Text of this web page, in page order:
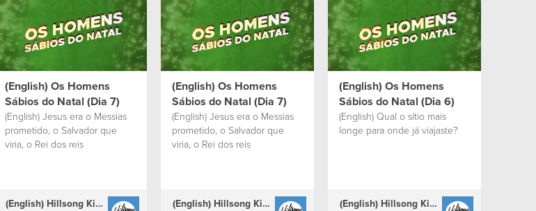
(English) Os Homens
Sábios do Natal (Dia 7)
(English) Jesus era o Messias
prometido, o Salvador que
viria, o Rei dos reis
(English) Hillsong Kids Portugal
(English) Os Homens
Sábios do Natal (Dia 7)
(English) Jesus era o Messias
prometido, o Salvador que
viria, o Rei dos reis
(English) Hillsong Kids Portugal
(English) Os Homens
Sábios do Natal (Dia 6)
(English) Qual o sítio mais
longe para onde já viajaste?
(English) Hillsong Kids Portugal